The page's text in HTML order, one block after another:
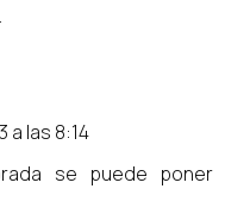
a las 8:14
se puede poner